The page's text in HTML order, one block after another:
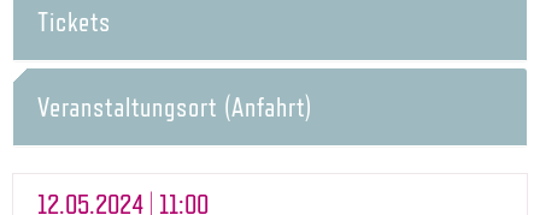
Tickets
Veranstaltungsort (Anfahrt)
12.05.2024 | 11:00